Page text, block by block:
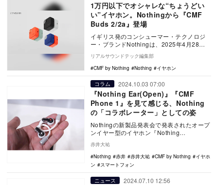
1万円以下でオシャレな“ちょうどい
い”イヤホン。Nothingから『CMF
Buds 2/2a』登場
イギリス発のコンシューマー・テクノロジ
ー・ブランドNothingは、2025年4月28
日、サブブランド「CMF by Nothi…
リアルサウンドテック編集部
CMF by Nothing
Nothing イヤホン
コラム 2024.10.03 07:00
『Nothing Ear(Open)』『CMF
Phone 1』を見て感じる、Nothing
の「コラボレーター」としての姿
Nothingの新製品発表会で発表されたオープ
ンイヤー型のイヤホン『Nothing
Ear(Open)』、同社のサブブランドにあ…
赤井大祐
Nothing
赤井 赤井大祐 CMF by Nothing
イヤホ
ン
スマートフォン
ニュース 2024.07.10 12:56